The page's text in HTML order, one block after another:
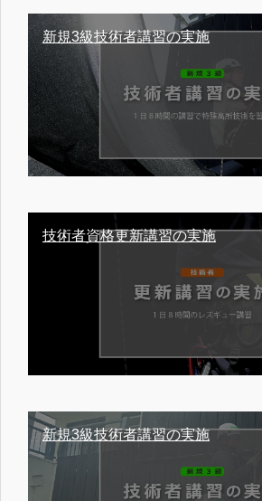
新規3級技術者講習の実施
技術者資格更新講習の実施
新規3級技術者講習の実施